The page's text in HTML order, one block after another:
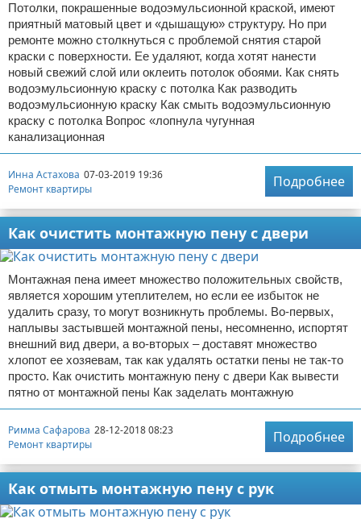
Потолки, покрашенные водоэмульсионной краской, имеют
приятный матовый цвет и «дышащую» структуру. Но при
ремонте можно столкнуться с проблемой снятия старой
краски с поверхности. Ее удаляют, когда хотят нанести
новый свежий слой или оклеить потолок обоями. Как снять
водоэмульсионную краску с потолка Как разводить
водоэмульсионную краску Как смыть водоэмульсионную
краску с потолка Вопрос «лопнула чугунная
канализационная
Инна Астахова 07-03-2019 19:36
Ремонт квартиры
Подробнее
Как очистить монтажную пену с двери
Монтажная пена имеет множество положительных свойств,
является хорошим утеплителем, но если ее избыток не
удалить сразу, то могут возникнуть проблемы. Во-первых,
наплывы застывшей монтажной пены, несомненно, испортят
внешний вид двери, а во-вторых – доставят множество
хлопот ее хозяевам, так как удалять остатки пены не так-то
просто. Как очистить монтажную пену с двери Как вывести
пятно от монтажной пены Как заделать монтажную
Римма Сафарова 28-12-2018 08:23
Ремонт квартиры
Подробнее
Как отмыть монтажную пену с рук